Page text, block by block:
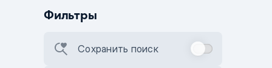
Фильтры
Сохранить поиск